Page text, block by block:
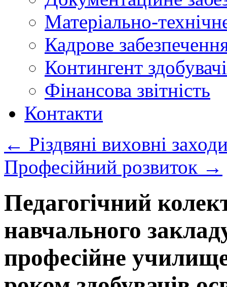
Матеріально-
Кадрове
Контингент
Фінансова звітність
Контакти
← Різдвяні виховні
Професійний розвиток →
Педагогічний
навчального
професійне